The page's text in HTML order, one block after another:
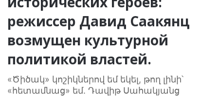
режиссер Давид Саакянц
возмущен культурной
политикой властей.
«Ծիծակ» կոշիկներով եմ եկել, թող լինի՝
«հետամնաց» եմ. Դավիթ Սահակյանց